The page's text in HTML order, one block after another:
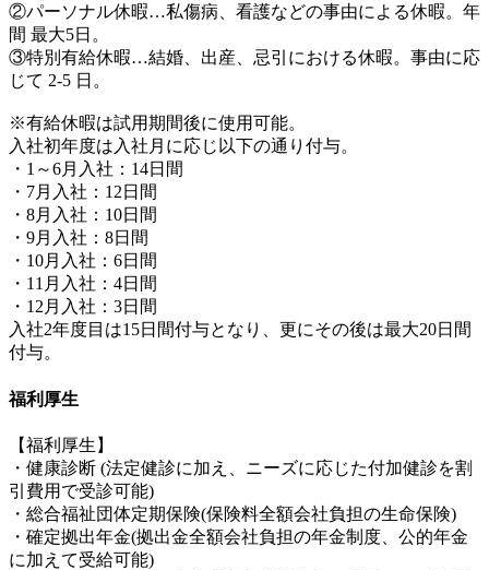
②パーソナル休暇…私傷病、看護などの事由による休暇。年
間 最大5日。
③特別有給休暇…結婚、出産、忌引における休暇。事由に応
じて 2-5 日。
※有給休暇は試用期間後に使用可能。
入社初年度は入社月に応じ以下の通り付与。
・1～6月入社：14日間
・7月入社：12日間
・8月入社：10日間
・9月入社：8日間
・10月入社：6日間
・11月入社：4日間
・12月入社：3日間
入社2年度目は15日間付与となり、更にその後は最大20日間
付与。
福利厚生
【福利厚生】
・健康診断 (法定健診に加え、ニーズに応じた付加健診を割
引費用で受診可能)
・総合福祉団体定期保険(保険料全額会社負担の生命保険)
・確定拠出年金(拠出金全額会社負担の年金制度、公的年金
に加えて受給可能)